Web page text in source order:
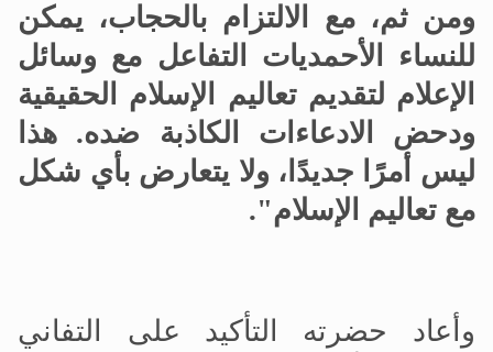
ومن ثم، مع الالتزام بالحجاب، يمكن
للنساء الأحمديات التفاعل مع وسائل
الإعلام لتقديم تعاليم الإسلام الحقيقية
ودحض الادعاءات الكاذبة ضده. هذا
ليس أمرًا جديدًا، ولا يتعارض بأي شكل
مع تعاليم الإسلام".
وأعاد حضرته التأكيد على التفاني